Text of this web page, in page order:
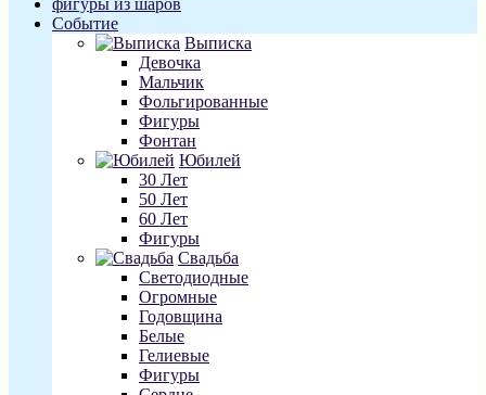
фигуры из шаров
Событие
Выписка
Девочка
Мальчик
Фольгированные
Фигуры
Фонтан
Юбилей
30 Лет
50 Лет
60 Лет
Фигуры
Свадьба
Светодиодные
Огромные
Годовщина
Белые
Гелиевые
Фигуры